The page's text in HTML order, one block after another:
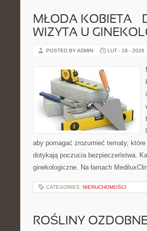
MŁODA KOBIETA –
WIZYTA U
POSTED BY ADMIN LUT - 18 - 2026
aby pomagać zrozumieć tematy,
dotykają poczucia bezpieczeństwa.
ginekologiczne. Na łamach
CATEGORIES: NIERUCHOMOŚCI
ROŚLINY OZDOBNE